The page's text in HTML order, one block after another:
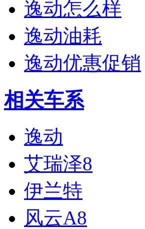
逸动怎么样
逸动油耗
逸动优惠促销
相关车系
逸动
艾瑞泽8
伊兰特
风云A8